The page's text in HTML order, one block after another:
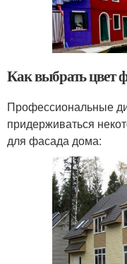
Как выбрать цвет
Профессиональные
придерживаться
для фасада дома: